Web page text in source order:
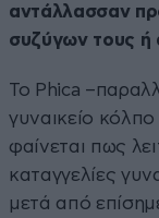
αντάλλασσαν
συζύγων τους ή
Το Phica
γυναικείο κόλπο
φαίνεται πως
καταγγελίες
μετά από